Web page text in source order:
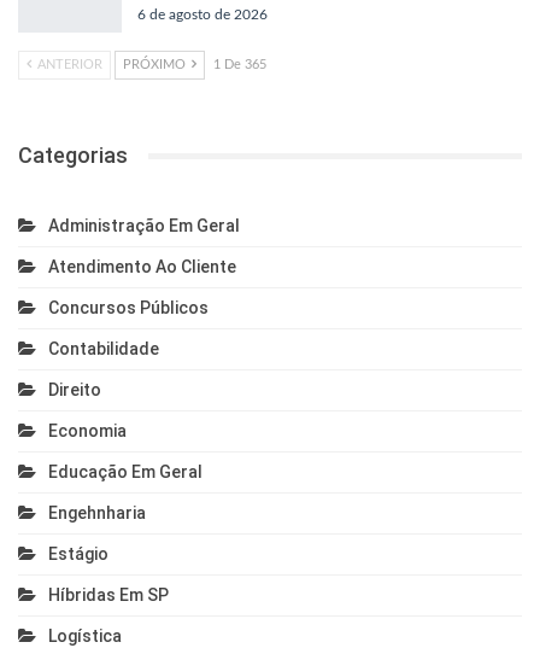
6 de agosto de 2026
ANTERIOR PRÓXIMO 1 De 365
Categorias
Administração Em Geral
Atendimento Ao Cliente
Concursos Públicos
Contabilidade
Direito
Economia
Educação Em Geral
Engehnharia
Estágio
Híbridas Em SP
Logística